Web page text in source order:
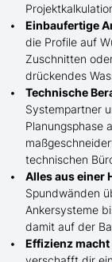
Einbaufertige
die Profile auf
Zuschnitten
drückendes
Technische
Systempartner
Planungsphase
technischen
Alles aus einer
Spundwänden
Ankersysteme
damit auf der
Effizienz